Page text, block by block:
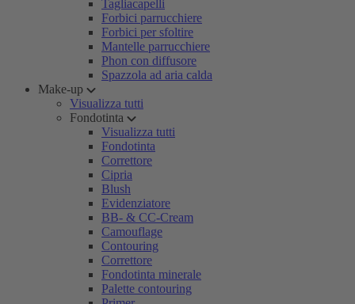
Tagliacapelli
Forbici parrucchiere
Forbici per sfoltire
Mantelle parrucchiere
Phon con diffusore
Spazzola ad aria calda
Make-up
Visualizza tutti
Fondotinta
Visualizza tutti
Fondotinta
Correttore
Cipria
Blush
Evidenziatore
BB- & CC-Cream
Camouflage
Contouring
Correttore
Fondotinta minerale
Palette contouring